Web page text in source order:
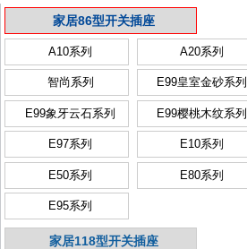
家居86型开关插座
A10系列 A20系列
智尚系列 E99皇室金砂系列
E99象牙云石系列 E99樱桃木纹系列
E97系列 E10系列
E50系列 E80系列
E95系列
家居118型开关插座